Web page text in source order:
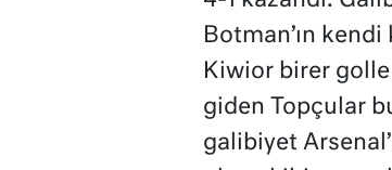
Botman’ın
Kiwior birer
giden Topçular
galibiyet